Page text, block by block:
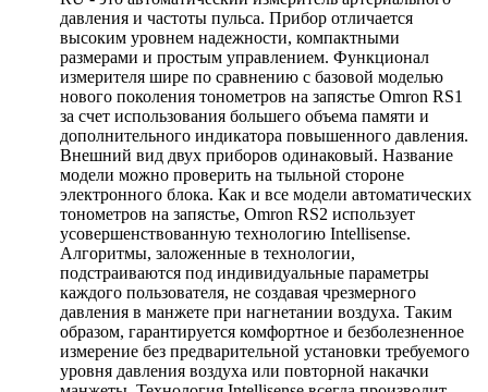
давления и частоты пульса. Прибор отличается
высоким уровнем надежности, компактными
размерами и простым управлением. Функционал
измерителя шире по сравнению с базовой моделью
нового поколения тонометров на запястье Omron RS1
за счет использования большего объема памяти и
дополнительного индикатора повышенного давления.
Внешний вид двух приборов одинаковый. Название
модели можно проверить на тыльной стороне
электронного блока. Как и все модели автоматических
тонометров на запястье, Omron RS2 использует
усовершенствованную технологию Intellisense.
Алгоритмы, заложенные в технологии,
подстраиваются под индивидуальные параметры
каждого пользователя, не создавая чрезмерного
давления в манжете при нагнетании воздуха. Таким
образом, гарантируется комфортное и безболезненное
измерение без предварительной установки требуемого
уровня давления воздуха или повторной накачки